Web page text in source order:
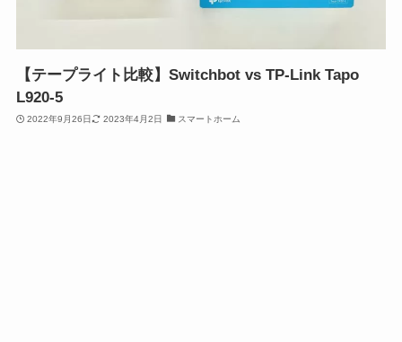
【テープライト比較】Switchbot vs TP-Link Tapo
L920-5
2022年9月26日 2023年4月2日 スマートホーム